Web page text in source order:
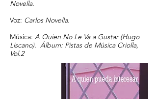
Novella.
Voz: Carlos Novella.
Música: A Quien No Le Va a Gustar (Hugo
Liscano). Álbum: Pistas de Música Criolla,
Vol.2